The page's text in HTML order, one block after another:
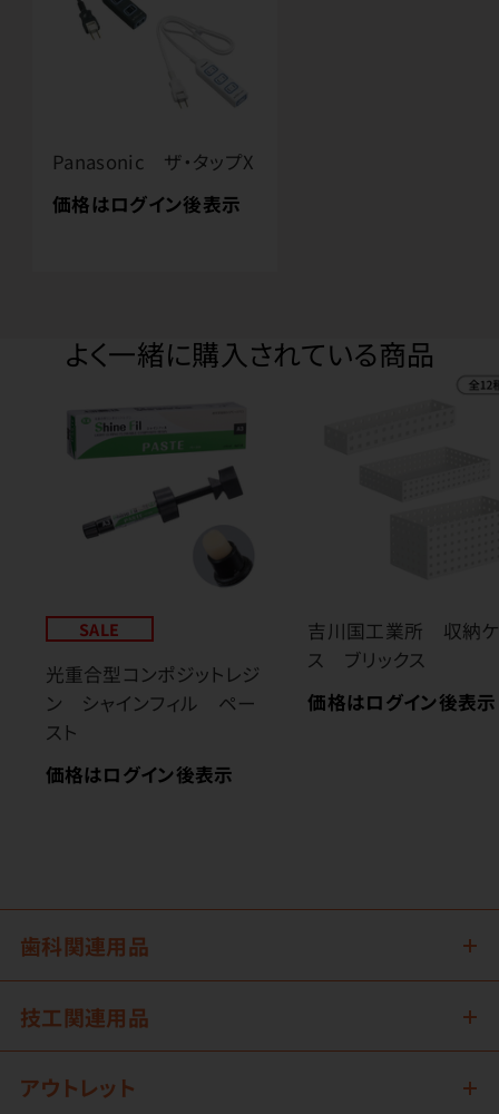
Panasonic ザ・タップX
価格はログイン後表示
よく一緒に購入されている商品
SALE
光重合型コンポジットレジ
ン シャインフィル ペー
スト
価格はログイン後表示
吉川国工業所 収納
ス ブリックス
価格はログイン後表示
歯科関連用品
技工関連用品
アウトレット